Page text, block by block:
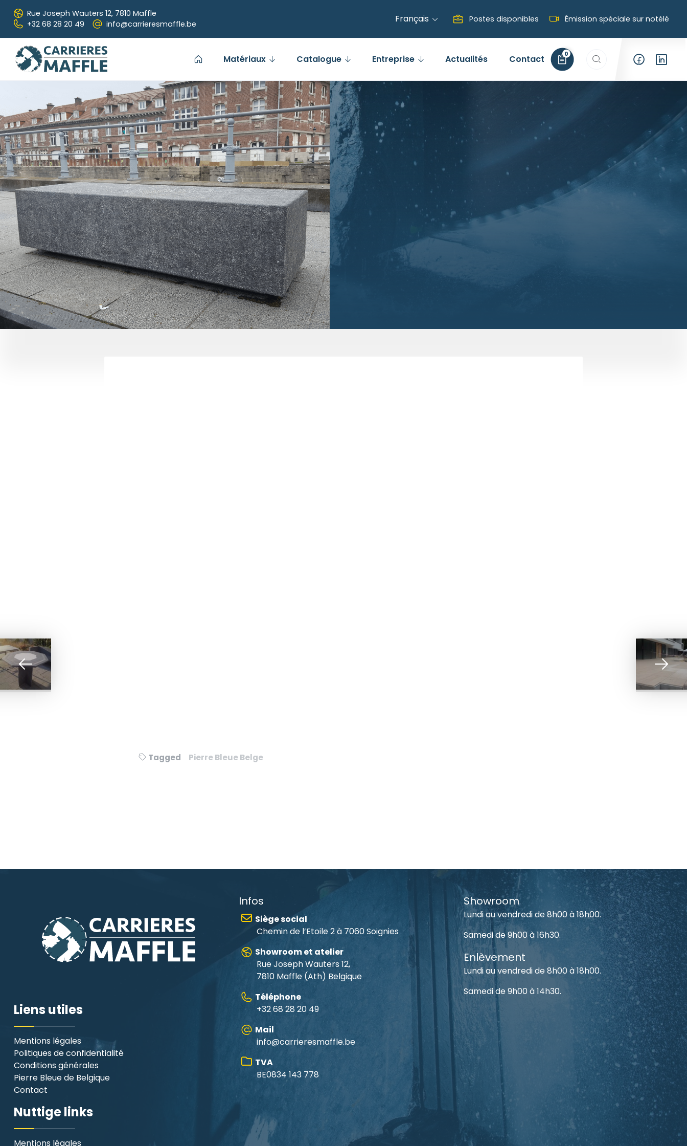
Passer au contenu principal
Rue Joseph Wauters 12, 7810 Maffle
+32 68 28 20 49
info@carrieresmaffle.be Français Postes disponibles Émission spéciale sur notélé
Matériaux Catalogue Entreprise Actualités Contact 0 Rechercher…
Tagged Pierre Bleue Belge
Liens utiles
Mentions légales
Politiques de confidentialité
Conditions générales
Pierre Bleue de Belgique
Contact
Nuttige links
Mentions légales
Infos
Siège social
Chemin de l’Etoile 2 à 7060 Soignies
Showroom et atelier
Rue Joseph Wauters 12,
7810 Maffle (Ath) Belgique
Téléphone
+32 68 28 20 49
Mail
info@carrieresmaffle.be
TVA
BE0834 143 778
Showroom
Lundi au vendredi de 8h00 à 18h00.
Samedi de 9h00 à 16h30.
Enlèvement
Lundi au vendredi de 8h00 à 18h00.
Samedi de 9h00 à 14h30.